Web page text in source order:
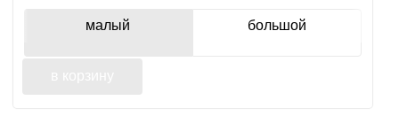
малый большой